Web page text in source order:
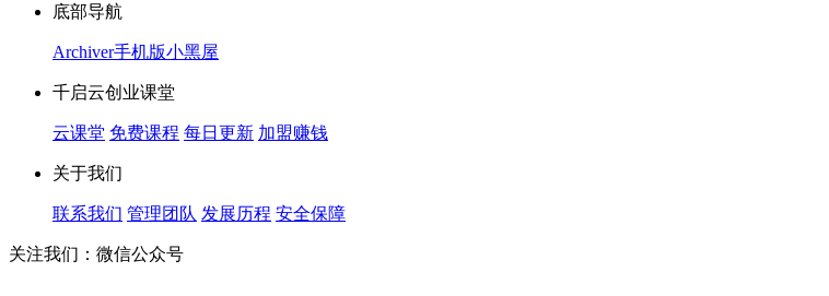
底部导航
Archiver手机版小黑屋
千启云创业课堂
云课堂 免费课程 每日更新 加盟赚钱
关于我们
联系我们 管理团队 发展历程 安全保障
关注我们：微信公众号